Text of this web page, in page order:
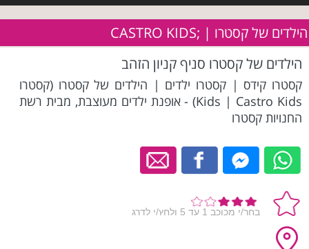
הילדים של קסטרו | ;CASTRO KIDS
הילדים של קסטרו סניף קניון הזהב
קסטרו קידס | קסטרו ילדים | הילדים של קסטרו (קסטרו
Kids | Castro Kids) - אופנת ילדים מעוצבת, מבית רשת
החנויות קסטרו